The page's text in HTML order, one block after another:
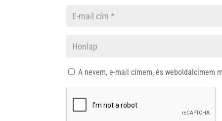
A nevem, e-mail címem, és weboldalcímem